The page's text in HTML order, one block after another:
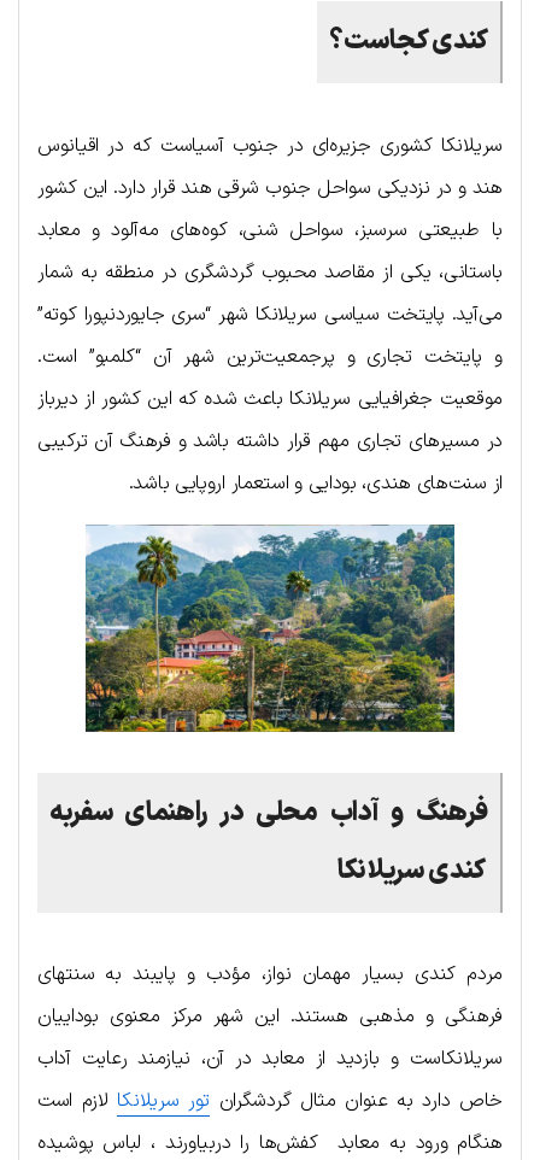
کندی کجاست؟
سریلانکا کشوری جزیره‌ای در جنوب آسیاست که در اقیانوس
هند و در نزدیکی سواحل جنوب شرقی هند قرار دارد. این کشور
با طبیعتی سرسبز، سواحل شنی، کوه‌های مه‌آلود و معابد
باستانی، یکی از مقاصد محبوب گردشگری در منطقه به شمار
می‌آید. پایتخت سیاسی سریلانکا شهر “سری جایوردنپورا کوته”
و پایتخت تجاری و پرجمعیت‌ترین شهر آن “کلمبو” است.
موقعیت جغرافیایی سریلانکا باعث شده که این کشور از دیرباز
در مسیرهای تجاری مهم قرار داشته باشد و فرهنگ آن ترکیبی
از سنت‌های هندی، بودایی و استعمار اروپایی باشد.
فرهنگ و آداب محلی در راهنمای سفربه
کندی سریلانکا
مردم کندی بسیار مهمان نواز، مؤدب و پایبند به سنتهای
فرهنگی و مذهبی هستند. این شهر مرکز معنوی بوداییان
سریلانکاست و بازدید از معابد در آن، نیازمند رعایت آداب
خاص دارد به عنوان مثال گردشگران تور سریلانکا لازم است
هنگام ورود به معابد کفش‌ها را دربیاورند ، لباس پوشیده